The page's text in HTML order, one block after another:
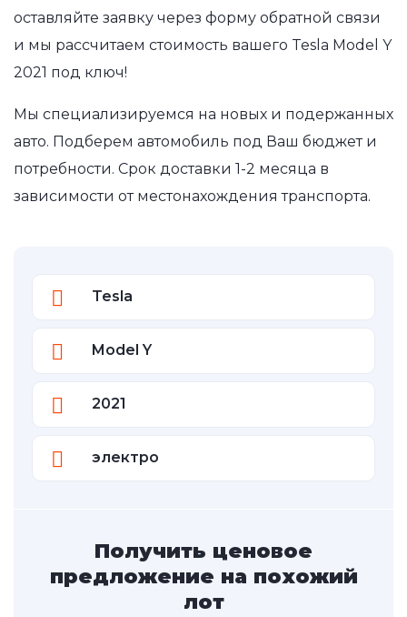
оставляйте заявку через форму обратной связи
и мы рассчитаем стоимость вашего Tesla Model Y
2021 под ключ!
Мы специализируемся на новых и подержанных
авто. Подберем автомобиль под Ваш бюджет и
потребности. Срок доставки 1-2 месяца в
зависимости от местонахождения транспорта.
Tesla
Model Y
2021
электро
Получить ценовое
предложение на похожий
лот